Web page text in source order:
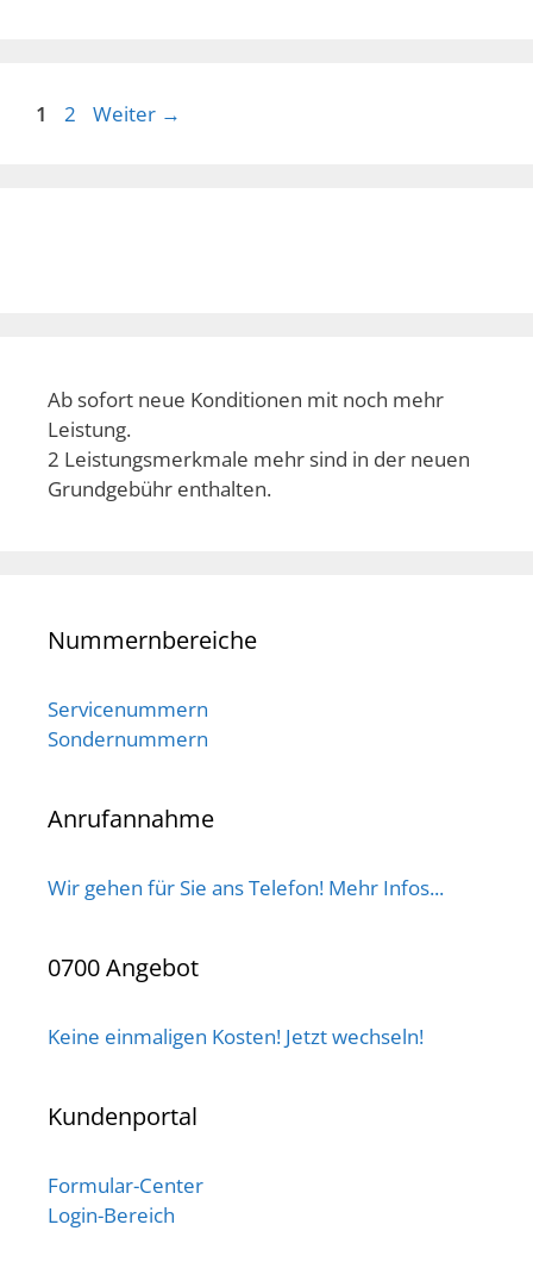
Seite
1 Seite
2 Weiter →
Ab sofort neue Konditionen mit noch mehr
Leistung.
2 Leistungsmerkmale mehr sind in der neuen
Grundgebühr enthalten.
Nummernbereiche
Servicenummern
Sondernummern
Anrufannahme
Wir gehen für Sie ans Telefon! Mehr Infos...
0700 Angebot
Keine einmaligen Kosten! Jetzt wechseln!
Kundenportal
Formular-Center
Login-Bereich